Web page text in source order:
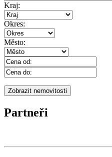
Kraj:
Okres:
Město:
Partneři